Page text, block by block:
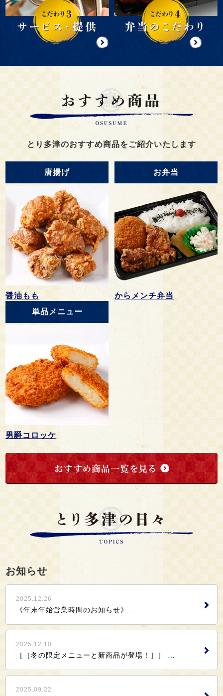
とり多津のおすすめ商品をご紹介いたします
唐揚げ
醤油もも
お弁当
からメンチ弁当
単品メニュー
男爵コロッケ
お知らせ
2025.12.26
《年末年始営業時間のお知らせ》 …
2025.12.10
［［冬の限定メニューと新商品が登場！］］ …
2025.09.22